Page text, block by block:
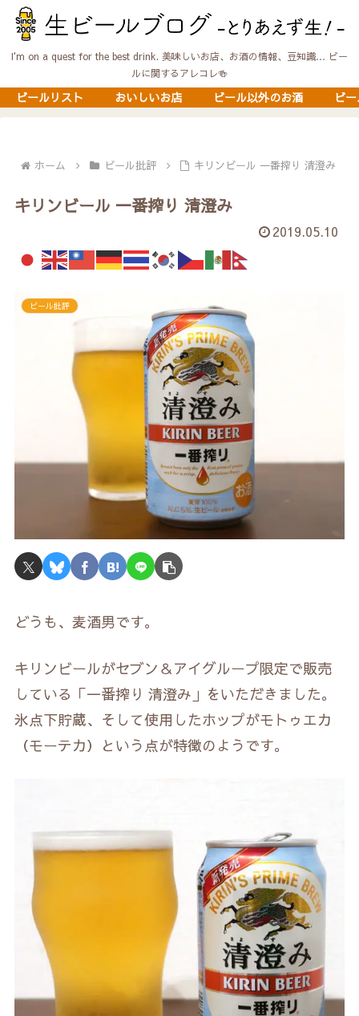
I'm on a quest for the best drink. 美味しいお店、お酒の情報、豆知識… ビー
ルに関するアレコレ🍻
ビールリスト おいしいお店 ビール以外のお酒 ビ
ホーム ビール批評 キリンビール 一番搾り 清澄み
キリンビール 一番搾り 清澄み
2019.05.10
ビール批評
どうも、麦酒男です。
キリンビールがセブン＆アイグループ限定で販売
している「一番搾り 清澄み」をいただきました。
氷点下貯蔵、そして使用したホップがモトゥエカ
（モーテカ）という点が特徴のようです。